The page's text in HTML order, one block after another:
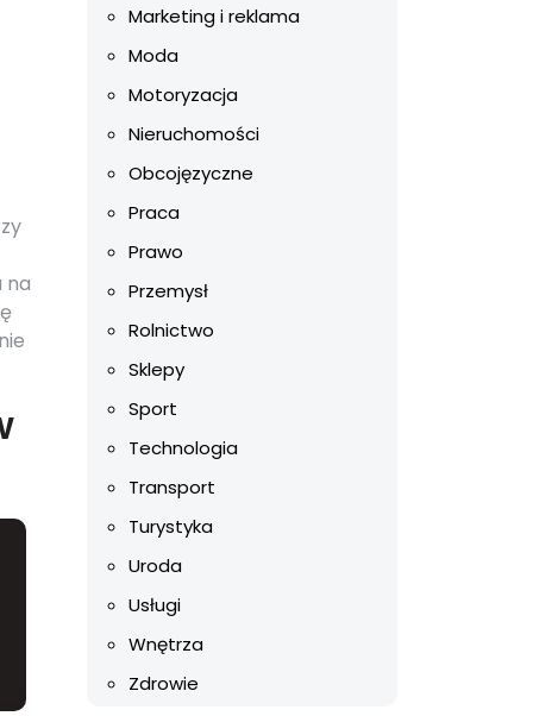
na
Marketing i reklama
Moda
Motoryzacja
Nieruchomości
Obcojęzyczne
Praca
Prawo
Przemysł
Rolnictwo
Sklepy
Sport
Technologia
Transport
Turystyka
Uroda
Usługi
Wnętrza
Zdrowie